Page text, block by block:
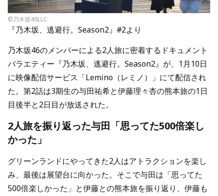
©乃木坂46LLC.
『乃木坂、逃避行。Season2』#2より
乃木坂46のメンバーによる2人旅に密着するドキュメント
バラエティー『乃木坂、逃避行。Season2』が、1月10日
に映像配信サービス「Lemino（レミノ）」にて配信され
た。第2話は3期生の与田祐希と伊藤理々杏の熊本旅の1日
目後半と2日目が放送された。
2人旅を振り返った与田「思ってた500倍楽し
かった」
グリーンランドにやってきた2人はアトラクションを楽し
み、最後は展望台に向かった。そこで与田は「思ってた
500倍楽しかった」と伊藤との熊本旅を振り返り、伊藤も